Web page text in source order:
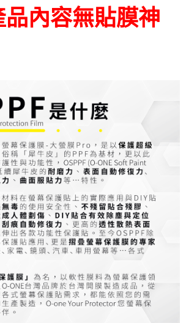
內容無貼膜神